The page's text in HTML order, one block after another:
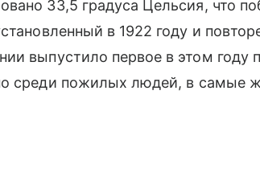
33,5 градуса Цельсия, что
в 1922 году и
выпустило первое в этом году
среди пожилых людей, в самые